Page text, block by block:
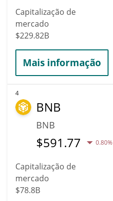
Capitalização de
mercado
$229.82B
Mais informação
4
BNB
BNB
$591.77 0.80%
Capitalização de
mercado
$78.8B